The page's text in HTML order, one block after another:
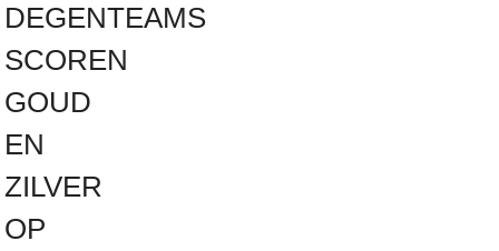
DEGENTEAMS
SCOREN
GOUD
EN
ZILVER
OP